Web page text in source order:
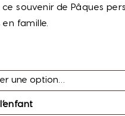
souvenir de Pâques
famille.